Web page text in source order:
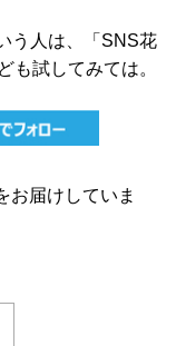
う人は、「SNS花
も試してみては。
お届けしていま